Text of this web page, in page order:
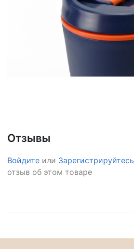
Отзывы
Войдите или Зарегистрируйтесь
отзыв об этом товаре